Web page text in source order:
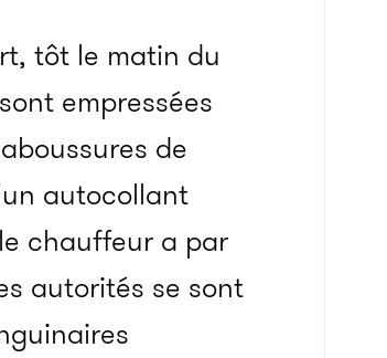
tôt le matin du
empressées
de
autocollant
chauffeur a par
autorités se sont